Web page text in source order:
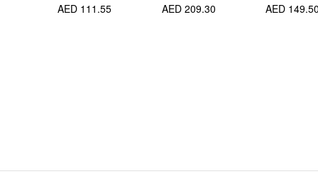
AED
AED 209.30
AED 111.55